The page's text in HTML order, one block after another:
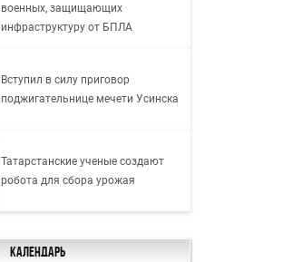
военных, защищающих
инфраструктуру от БПЛА
Вступил в силу приговор
поджигательнице мечети Усинска
Татарстанские ученые создают
робота для сбора урожая
Календарь